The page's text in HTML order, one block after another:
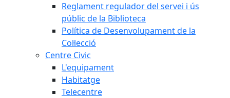
Reglament regulador del servei i ús
públic de la Biblioteca
Política de Desenvolupament de la
Col·lecció
Centre Civic
L'equipament
Habitatge
Telecentre